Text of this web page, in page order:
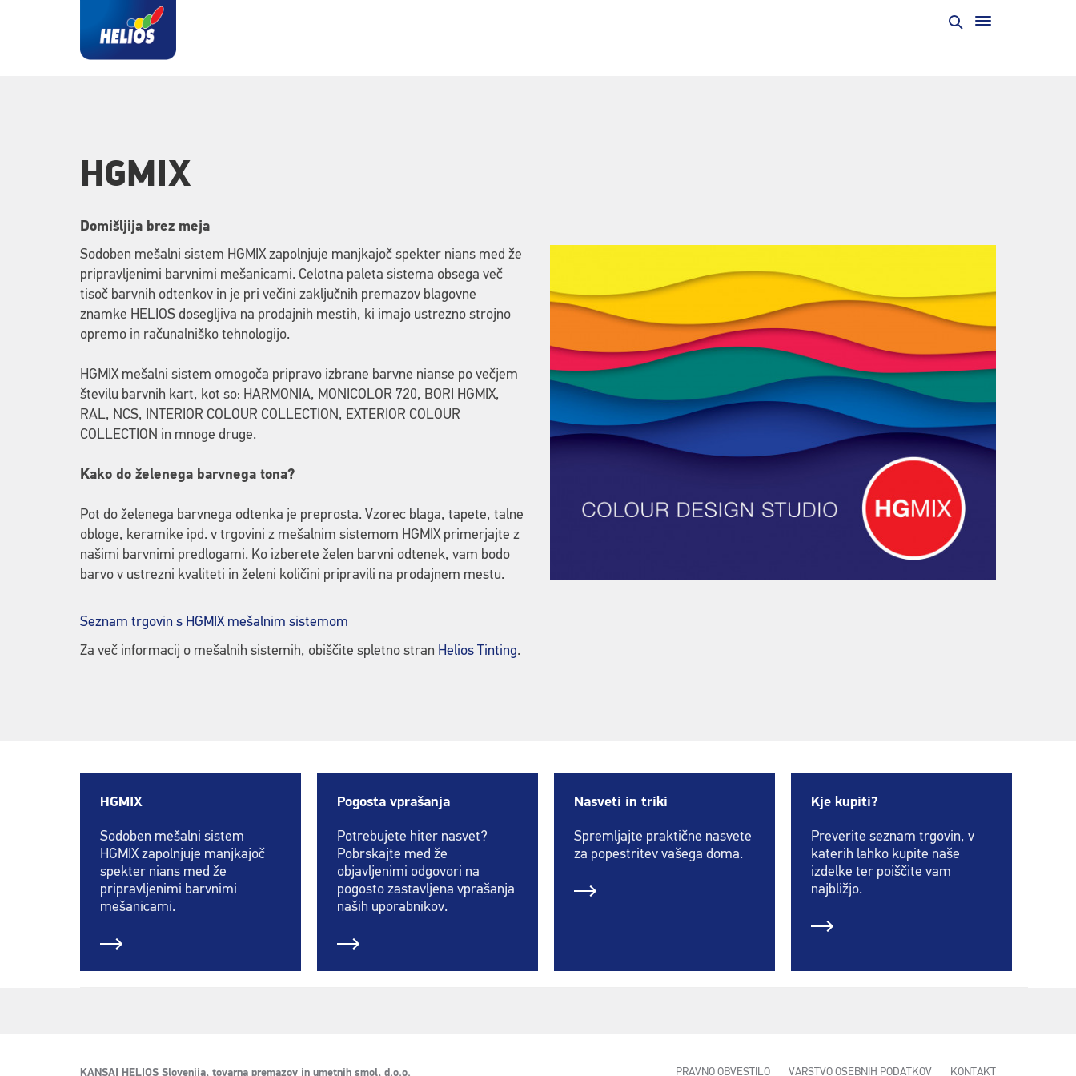
HGMIX
Domišljija brez meja
Sodoben mešalni sistem HGMIX zapolnjuje manjkajoč spekter nians med že
pripravljenimi barvnimi mešanicami. Celotna paleta sistema obsega več
tisoč barvnih odtenkov in je pri večini zaključnih premazov blagovne
znamke HELIOS dosegljiva na prodajnih mestih, ki imajo ustrezno strojno
opremo in računalniško tehnologijo.
HGMIX mešalni sistem omogoča pripravo izbrane barvne nianse po večjem
številu barvnih kart, kot so: HARMONIA, MONICOLOR 720, BORI HGMIX,
RAL, NCS, INTERIOR COLOUR COLLECTION, EXTERIOR COLOUR
COLLECTION in mnoge druge.
Kako do želenega barvnega tona?
Pot do želenega barvnega odtenka je preprosta. Vzorec blaga, tapete, talne
obloge, keramike ipd. v trgovini z mešalnim sistemom HGMIX primerjajte z
našimi barvnimi predlogami. Ko izberete želen barvni odtenek, vam bodo
barvo v ustrezni kvaliteti in želeni količini pripravili na prodajnem mestu.
Seznam trgovin s HGMIX mešalnim sistemom
Za več informacij o mešalnih sistemih, obiščite spletno stran Helios Tinting.
HGMIX
Sodoben mešalni sistem
HGMIX zapolnjuje manjkajoč
spekter nians med že
pripravljenimi barvnimi
mešanicami.
Pogosta vprašanja
Potrebujete hiter nasvet?
Pobrskajte med že
objavljenimi odgovori na
pogosto zastavljena vprašanja
naših uporabnikov.
Nasveti in triki
Spremljajte praktične nasvete
za popestritev vašega doma.
Kje kupiti?
Preverite seznam trgovin, v
katerih lahko kupite naše
izdelke ter poiščite vam
najbližjo.
KANSAI HELIOS Slovenija, tovarna premazov in umetnih smol, d.o.o. PRAVNO OBVESTILO VARSTVO OSEBNIH PODATKOV KONTAKT